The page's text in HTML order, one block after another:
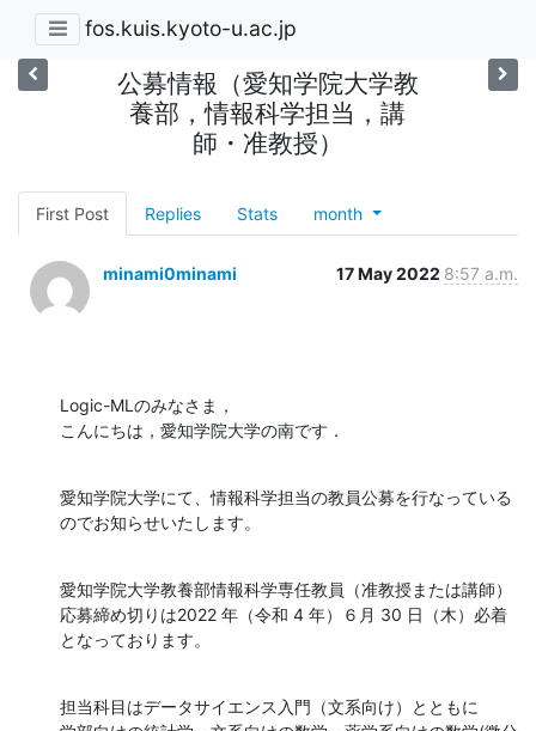
fos.kuis.kyoto-u.ac.jp
公募情報（愛知学院大学教
養部，情報科学担当，講
師・准教授）
First Post Replies Stats month
minami0minami 17 May 2022 8:57 a.m.
Logic-MLのみなさま，
こんにちは，愛知学院大学の南です．
愛知学院大学にて、情報科学担当の教員公募を行なっている
のでお知らせいたします。
愛知学院大学教養部情報科学専任教員（准教授または講師）
応募締め切りは2022 年（令和 4 年）６月 30 日（木）必着
となっております。
担当科目はデータサイエンス入門（文系向け）とともに